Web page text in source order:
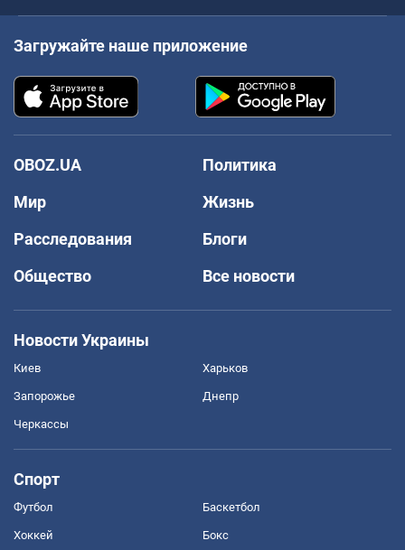
Загружайте наше приложение
OBOZ.UA
Политика
Мир
Жизнь
Расследования
Блоги
Общество
Все новости
Новости Украины
Киев Харьков
Запорожье Днепр
Черкассы
Спорт
Футбол Баскетбол
Хоккей Бокс